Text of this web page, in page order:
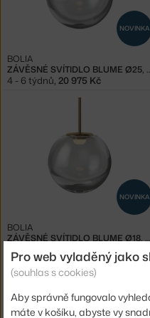
NOVINKA
ZÁVĚSNÉ
BOLIA
4 - 6 týdnů, 20 975 Kč
NOVINKA
ZÁVĚSNÉ SVÍTIDLO BLUME Ø18, AMBER
BOLIA
4 - 6 týdnů 13 975 Kč
Pro web vyladěný jako
(souhlas s cookies)
Aby správně fungovalo
máte v košíku, abyste vy